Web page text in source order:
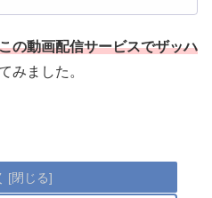
の動画配信サービスでザッハ
みました。